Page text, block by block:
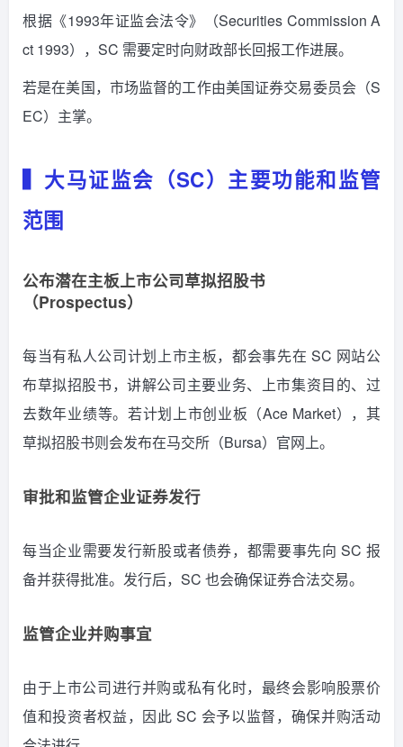
根据《1993年证监会法令》（Securities Commission A
ct 1993），SC 需要定时向财政部长回报工作进展。
若是在美国，市场监督的工作由美国证券交易委员会（S
EC）主掌。
▍大马证监会（SC）主要功能和监管
范围
公布潜在主板上市公司草拟招股书
（Prospectus）
每当有私人公司计划上市主板，都会事先在 SC 网站公
布草拟招股书，讲解公司主要业务、上市集资目的、过
去数年业绩等。若计划上市创业板（Ace Market），其
草拟招股书则会发布在马交所（Bursa）官网上。
审批和监管企业证券发行
每当企业需要发行新股或者债券，都需要事先向 SC 报
备并获得批准。发行后，SC 也会确保证券合法交易。
监管企业并购事宜
由于上市公司进行并购或私有化时，最终会影响股票价
值和投资者权益，因此 SC 会予以监督，确保并购活动